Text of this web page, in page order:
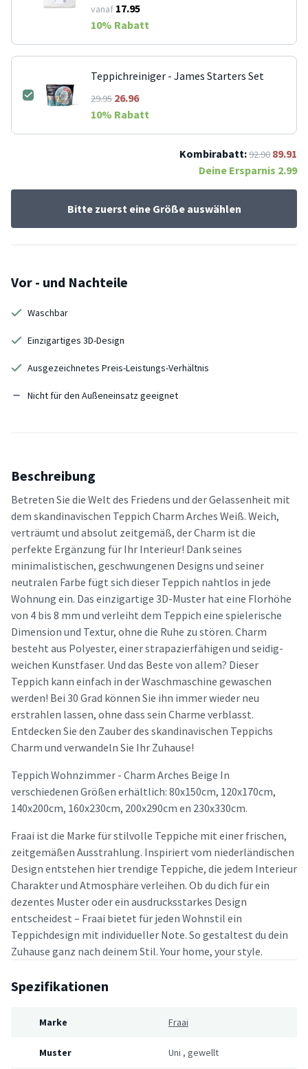
vanaf 17.95
10% Rabatt
Teppichreiniger - James Starters Set
29.9526.96
10% Rabatt
Kombirabatt:92.90 89.91
Deine Ersparnis 2.99
Bitte zuerst eine Größe auswählen
Vor - und Nachteile
Waschbar
Einzigartiges 3D-Design
Ausgezeichnetes Preis-Leistungs-Verhältnis
Nicht für den Außeneinsatz geeignet
Beschreibung
Betreten Sie die Welt des Friedens und der Gelassenheit mit
dem skandinavischen Teppich Charm Arches Weiß. Weich,
verträumt und absolut zeitgemäß, der Charm ist die
perfekte Ergänzung für Ihr Interieur! Dank seines
minimalistischen, geschwungenen Designs und seiner
neutralen Farbe fügt sich dieser Teppich nahtlos in jede
Wohnung ein. Das einzigartige 3D-Muster hat eine Florhöhe
von 4 bis 8 mm und verleiht dem Teppich eine spielerische
Dimension und Textur, ohne die Ruhe zu stören. Charm
besteht aus Polyester, einer strapazierfähigen und seidig-
weichen Kunstfaser. Und das Beste von allem? Dieser
Teppich kann einfach in der Waschmaschine gewaschen
werden! Bei 30 Grad können Sie ihn immer wieder neu
erstrahlen lassen, ohne dass sein Charme verblasst.
Entdecken Sie den Zauber des skandinavischen Teppichs
Charm und verwandeln Sie Ihr Zuhause!
Teppich Wohnzimmer - Charm Arches Beige In
verschiedenen Größen erhältlich: 80x150cm, 120x170cm,
140x200cm, 160x230cm, 200x290cm en 230x330cm.
Fraai ist die Marke für stilvolle Teppiche mit einer frischen,
zeitgemäßen Ausstrahlung. Inspiriert vom niederländischen
Design entstehen hier trendige Teppiche, die jedem Interieur
Charakter und Atmosphäre verleihen. Ob du dich für ein
dezentes Muster oder ein ausdrucksstarkes Design
entscheidest – Fraai bietet für jeden Wohnstil ein
Teppichdesign mit individueller Note. So gestaltest du dein
Zuhause ganz nach deinem Stil. Your home, your style.
Spezifikationen
Marke Fraai
Muster Uni , gewellt